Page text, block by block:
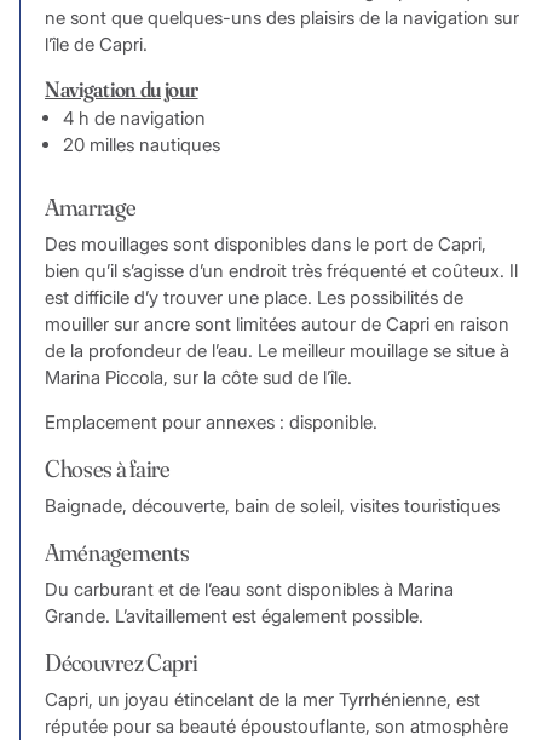
ne sont que quelques-uns des plaisirs de la navigation sur
l’île de Capri.
Navigation du jour
4 h de navigation
20 milles nautiques
Amarrage
Des mouillages sont disponibles dans le port de Capri,
bien qu’il s’agisse d’un endroit très fréquenté et coûteux. Il
est difficile d’y trouver une place. Les possibilités de
mouiller sur ancre sont limitées autour de Capri en raison
de la profondeur de l’eau. Le meilleur mouillage se situe à
Marina Piccola, sur la côte sud de l’île.
Emplacement pour annexes : disponible.
Choses à faire
Baignade, découverte, bain de soleil, visites touristiques
Aménagements
Du carburant et de l’eau sont disponibles à Marina
Grande. L’avitaillement est également possible.
Découvrez Capri
Capri, un joyau étincelant de la mer Tyrrhénienne, est
réputée pour sa beauté époustouflante, son atmosphère